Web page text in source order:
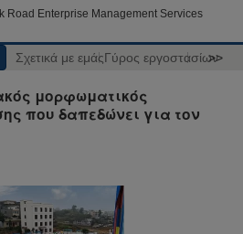
Road Enterprise Management Services
Σχετικά με εμάςΓύρος εργοστασίων
>>
μορφωματικός
που δαπεδώνει για τον